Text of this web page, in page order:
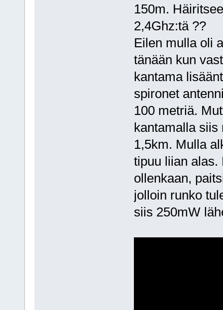
150m.
2,4Ghz:tä ??
Eilen mulla oli
tänään kun
kantama
spironet
100 metriä.
kantamalla siis
1,5km. Mulla
tipuu liian alas.
ollenkaan,
jolloin runko
siis 250mW